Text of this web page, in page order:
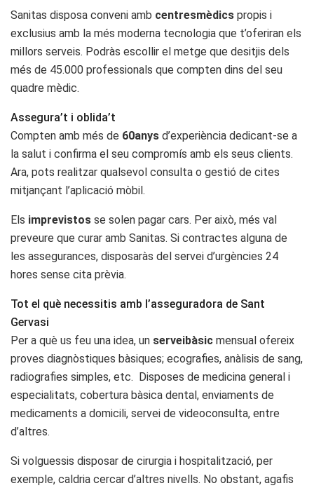
Sanitas disposa conveni amb centresmèdics propis i
exclusius amb la més moderna tecnologia que t’oferiran els
millors serveis. Podràs escollir el metge que desitjis dels
més de 45.000 professionals que compten dins del seu
quadre mèdic.
Assegura’t i oblida’t
Compten amb més de 60anys d’experiència dedicant-se a
la salut i confirma el seu compromís amb els seus clients.
Ara, pots realitzar qualsevol consulta o gestió de cites
mitjançant l’aplicació mòbil.
Els imprevistos se solen pagar cars. Per això, més val
preveure que curar amb Sanitas. Si contractes alguna de
les assegurances, disposaràs del servei d’urgències 24
hores sense cita prèvia.
Tot el què necessitis amb l’asseguradora de Sant
Gervasi
Per a què us feu una idea, un serveibàsic mensual ofereix
proves diagnòstiques bàsiques; ecografies, anàlisis de sang,
radiografies simples, etc. Disposes de medicina general i
especialitats, cobertura bàsica dental, enviaments de
medicaments a domicili, servei de videoconsulta, entre
d’altres.
Si volguessis disposar de cirurgia i hospitalització, per
exemple, caldria cercar d’altres nivells. No obstant, agafis